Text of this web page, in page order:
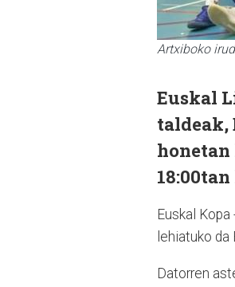
Artxiboko
Euskal
taldeak,
Euskal
lehiatuko
Datorren